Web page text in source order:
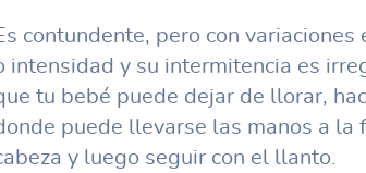
contundente, pero con variaciones
intensidad y su intermitencia es
tu bebé puede dejar de llorar,
puede llevarse las manos a la
y luego seguir con el llanto.